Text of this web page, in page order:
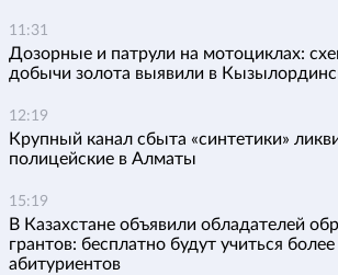
11:31
Дозорные и патрули на мотоциклах:
добычи золота выявили в
12:19
Крупный канал сбыта «синтетики»
полицейские в Алматы
15:19
В Казахстане объявили обладателей
грантов: бесплатно будут учиться
абитуриентов